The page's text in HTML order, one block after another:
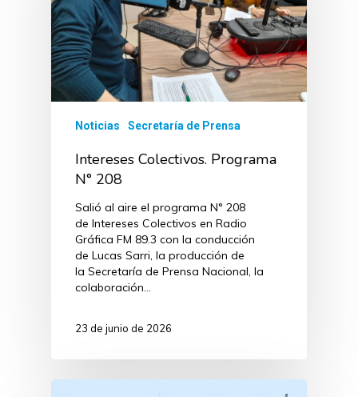
Noticias Secretaría de Prensa
Intereses Colectivos. Programa
N° 208
Salió al aire el programa N° 208
de Intereses Colectivos en Radio
Gráfica FM 89.3 con la conducción
de Lucas Sarri, la producción de
la Secretaría de Prensa Nacional, la
colaboración…
23 de junio de 2026